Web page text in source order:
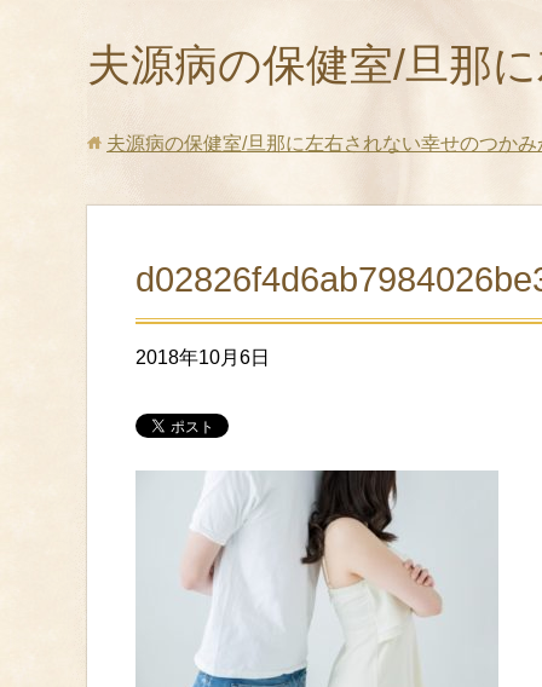
夫源病の保健室/旦那
夫源病の保健室/旦那に左右されない幸せのつかみ
2018年10月6日